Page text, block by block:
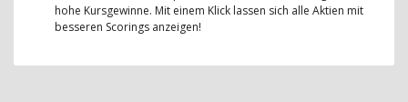
hohe Kursgewinne. Mit einem Klick lassen sich alle Aktien mit
besseren Scorings anzeigen!